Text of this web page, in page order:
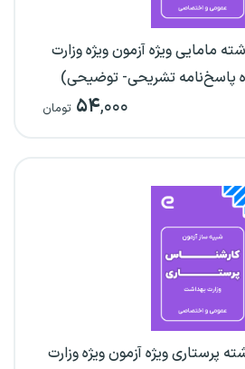
مامایی ویژه آزمون ویژه وزارت
پاسخ‌نامه تشریحی- توضیحی)
۵۴,۰۰۰ تومان
پرستاری ویژه آزمون ویژه وزارت